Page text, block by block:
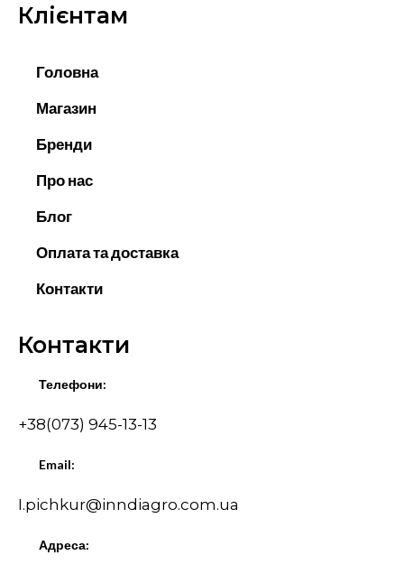
Клієнтам
Головна
Магазин
Бренди
Про нас
Блог
Оплата та доставка
Контакти
Контакти
Телефони:
+38(073) 945-13-13
Email:
I.pichkur@inndiagro.com.ua
Адреса: